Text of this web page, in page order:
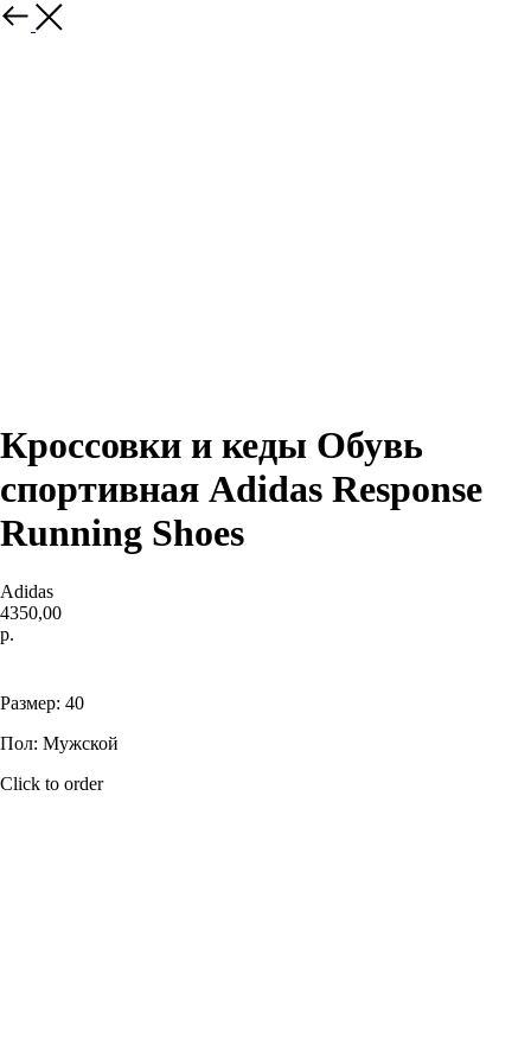
Назад
Кроссовки и кеды Обувь
спортивная Adidas Response
Running Shoes
Adidas
4350,00
р.
Размер: 40
Пол: Мужской
Click to order